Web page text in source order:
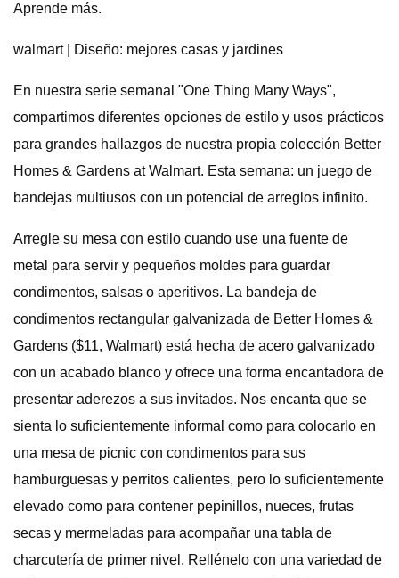
Aprende más.
walmart | Diseño: mejores casas y jardines
En nuestra serie semanal "One Thing Many Ways",
compartimos diferentes opciones de estilo y usos prácticos
para grandes hallazgos de nuestra propia colección Better
Homes & Gardens at Walmart. Esta semana: un juego de
bandejas multiusos con un potencial de arreglos infinito.
Arregle su mesa con estilo cuando use una fuente de
metal para servir y pequeños moldes para guardar
condimentos, salsas o aperitivos. La bandeja de
condimentos rectangular galvanizada de Better Homes &
Gardens ($11, Walmart) está hecha de acero galvanizado
con un acabado blanco y ofrece una forma encantadora de
presentar aderezos a sus invitados. Nos encanta que se
sienta lo suficientemente informal como para colocarlo en
una mesa de picnic con condimentos para sus
hamburguesas y perritos calientes, pero lo suficientemente
elevado como para contener pepinillos, nueces, frutas
secas y mermeladas para acompañar una tabla de
charcutería de primer nivel. Rellénelo con una variedad de